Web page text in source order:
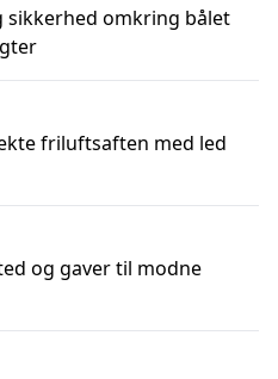
sikkerhed omkring bålet
friluftsaften med led
og gaver til modne